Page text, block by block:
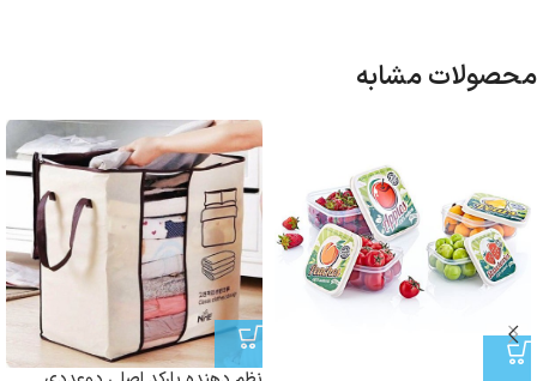
محصولات مشابه